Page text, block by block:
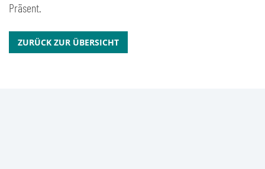
Präsent.
ZURÜCK ZUR ÜBERSICHT